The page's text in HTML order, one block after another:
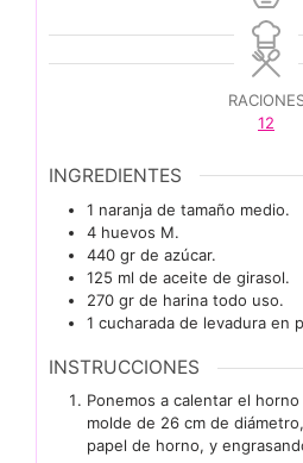
12
INGREDIENTES
1 naranja de tamaño medio.
4 huevos M.
440 gr de azúcar.
125 ml de aceite de girasol.
270 gr de harina todo uso.
1 cucharada de levadura en
INSTRUCCIONES
Ponemos a calentar el horno
molde de 26 cm de
papel de horno, y